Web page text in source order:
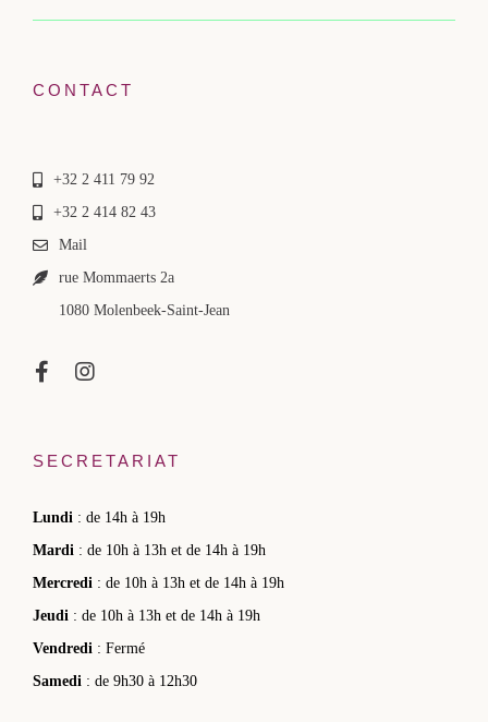
CONTACT
+32 2 411 79 92
+32 2 414 82 43
Mail
rue Mommaerts 2a
1080 Molenbeek-Saint-Jean
SECRETARIAT
Lundi: de 14h à 19h
Mardi: de 10h à 13h et de 14h à 19h
Mercredi: de 10h à 13h et de 14h à 19h
Jeudi: de 10h à 13h et de 14h à 19h
Vendredi: Fermé
Samedi: de 9h30 à 12h30